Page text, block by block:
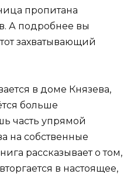
пропитана
А подробнее вы
захватывающий
в доме Князева,
больше
часть упрямой
на собственные
рассказывает о том,
в настоящее,